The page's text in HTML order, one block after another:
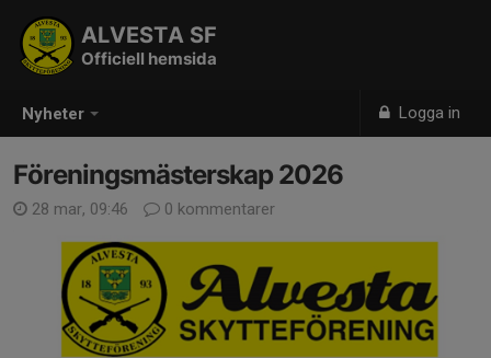
Nyheter Logga in
ALVESTA SF
Officiell hemsida
Föreningsmästerskap 2026
28 mar, 09:46 0 kommentarer